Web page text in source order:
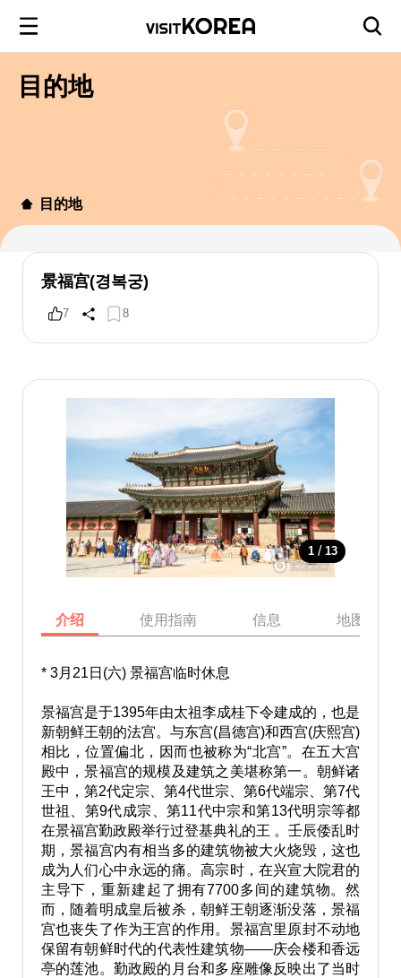
目的地
目的地
景福宫(경복궁)
7 8
1 / 13
介绍 使用指南 信息 地图
* 3月21日(六) 景福宫临时休息
景福宫是于1395年由太祖李成桂下令建成的，也是
新朝鲜王朝的法宫。与东宫(昌德宫)和西宫(庆熙宫)
相比，位置偏北，因而也被称为“北宫”。在五大宫
殿中，景福宫的规模及建筑之美堪称第一。朝鲜诸
王中，第2代定宗、第4代世宗、第6代端宗、第7代
世祖、第9代成宗、第11代中宗和第13代明宗等都
在景福宫勤政殿举行过登基典礼的王 。壬辰倭乱时
期，景福宫内有相当多的建筑物被大火烧毁，这也
成为人们心中永远的痛。高宗时，在兴宣大院君的
主导下，重新建起了拥有7700多间的建筑物。然
而，随着明成皇后被杀，朝鲜王朝逐渐没落，景福
宫也丧失了作为王宫的作用。景福宫里原封不动地
保留有朝鲜时代的代表性建筑物——庆会楼和香远
亭的莲池。勤政殿的月台和多座雕像反映出了当时